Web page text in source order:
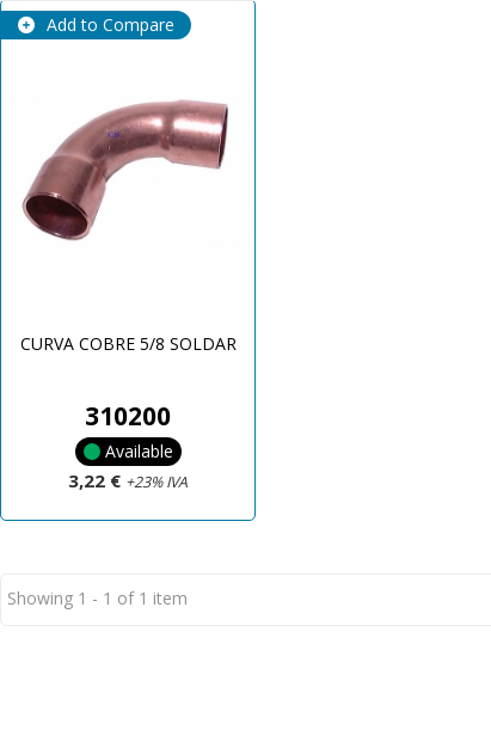
Add to Compare
CURVA COBRE 5/8 SOLDAR
310200
Available
3,22 € +23% IVA
Showing 1 - 1 of 1 item